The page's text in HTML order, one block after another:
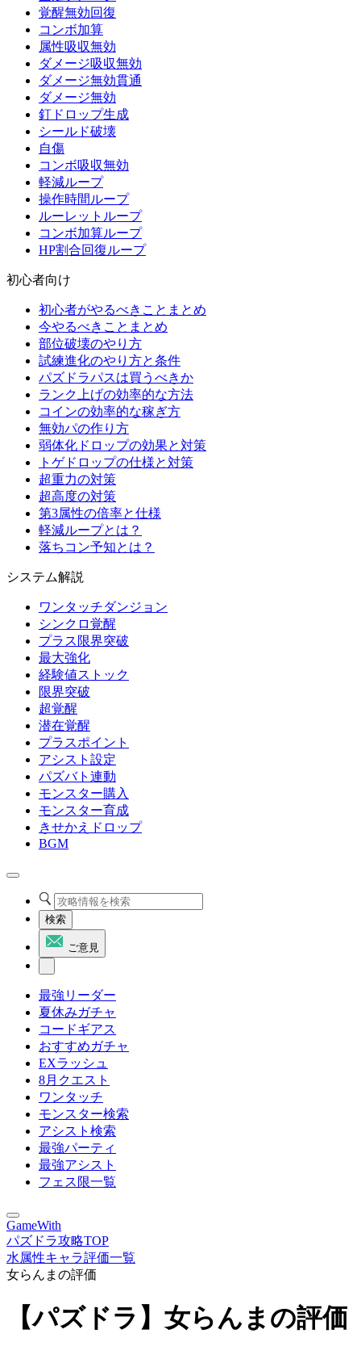
覚醒無効回復
コンボ加算
属性吸収無効
ダメージ吸収無効
ダメージ無効貫通
ダメージ無効
釘ドロップ生成
シールド破壊
自傷
コンボ吸収無効
軽減ループ
操作時間ループ
ルーレットループ
コンボ加算ループ
HP割合回復ループ
初心者向け
初心者がやるべきことまとめ
今やるべきことまとめ
部位破壊のやり方
試練進化のやり方と条件
パズドラパスは買うべきか
ランク上げの効率的な方法
コインの効率的な稼ぎ方
無効パの作り方
弱体化ドロップの効果と対策
トゲドロップの仕様と対策
超重力の対策
超高度の対策
第3属性の倍率と仕様
軽減ループとは？
落ちコン予知とは？
システム解説
ワンタッチダンジョン
シンクロ覚醒
プラス限界突破
最大強化
経験値ストック
限界突破
超覚醒
潜在覚醒
プラスポイント
アシスト設定
パズバト連動
モンスター購入
モンスター育成
きせかえドロップ
BGM
検索
ご意見
最強リーダー
夏休みガチャ
コードギアス
おすすめガチャ
EXラッシュ
8月クエスト
ワンタッチ
モンスター検索
アシスト検索
最強パーティ
最強アシスト
フェス限一覧
GameWith
パズドラ攻略TOP
水属性キャラ評価一覧
女らんまの評価
【パズドラ】女らんまの評価